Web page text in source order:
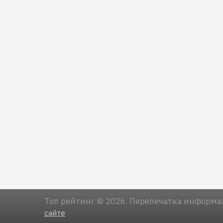
Топ рейтинг © 2026. Перепечатка
сайте